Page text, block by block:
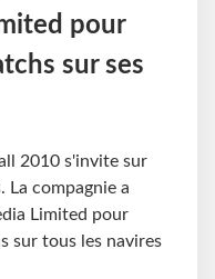
pour
sur ses
2010 s'invite sur
La compagnie a
Limited pour
sur tous les navires